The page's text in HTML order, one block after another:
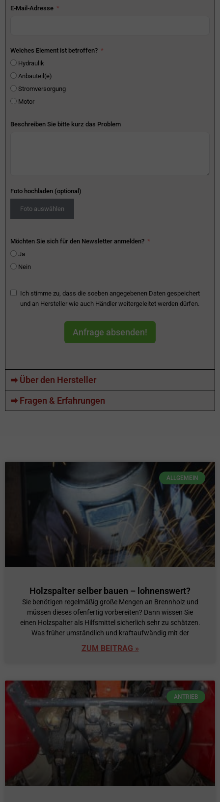
E-Mail-Adresse
Welches Element ist betroffen?
Hydraulik
Anbauteil(e)
Stromversorgung
Motor
Beschreiben Sie bitte kurz das Problem
Foto hochladen (optional)
Foto auswählen
Möchten Sie sich für den Newsletter anmelden?
Ja
Nein
Ich stimme zu, dass die soeben angegebenen Daten gespeichert
und an Hersteller wie auch Händler weitergeleitet werden dürfen.
Anfrage absenden!
➡ Über den Hersteller
➡ Fragen & Erfahrungen
ALLGEMEIN
Holzspalter selber bauen – lohnenswert?
Sie benötigen regelmäßig große Mengen an Brennholz und
müssen dieses ofenfertig vorbereiten? Dann wissen Sie
einen Holzspalter als Hilfsmittel sicherlich sehr zu schätzen.
Was früher umständlich und kraftaufwändig mit der
ZUM BEITRAG »
ANTRIEB